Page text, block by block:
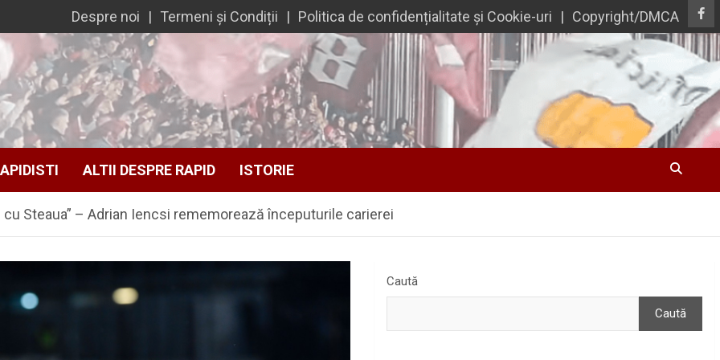
Despre noi Termeni și Condiții Politica de confidențialitate și Cookie-uri Copyright/DMCA
ALTII DESPRE RAPID ISTORIE
Steaua” – Adrian Iencsi rememorează începuturile carierei
Caută
Caută